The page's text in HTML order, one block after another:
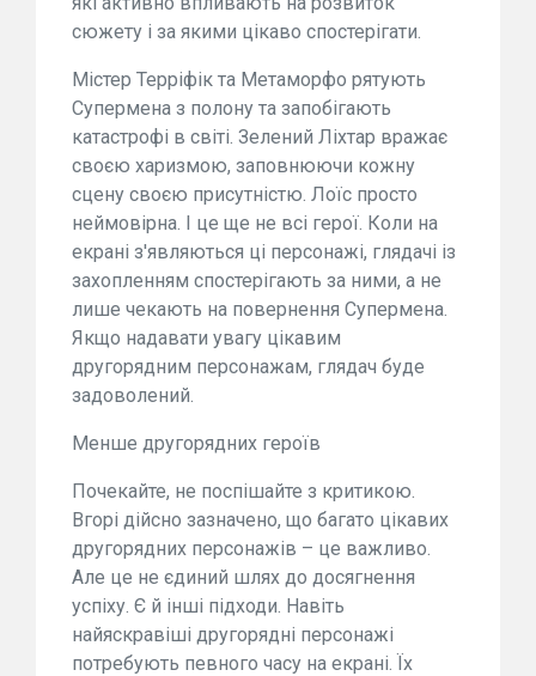
сюжету і за якими цікаво спостерігати.
Містер Терріфік та Метаморфо рятують
Супермена з полону та запобігають
катастрофі в світі. Зелений Ліхтар вражає
своєю харизмою, заповнюючи кожну
сцену своєю присутністю. Лоїс просто
неймовірна. І це ще не всі герої. Коли на
екрані з'являються ці персонажі, глядачі із
захопленням спостерігають за ними, а не
лише чекають на повернення Супермена.
Якщо надавати увагу цікавим
другорядним персонажам, глядач буде
задоволений.
Менше другорядних героїв
Почекайте, не поспішайте з критикою.
Вгорі дійсно зазначено, що багато цікавих
другорядних персонажів – це важливо.
Але це не єдиний шлях до досягнення
успіху. Є й інші підходи. Навіть
найяскравіші другорядні персонажі
потребують певного часу на екрані. Їх